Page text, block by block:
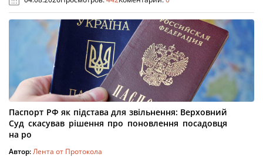
Паспорт РФ як підстава для звільнення: Верховний
Суд скасував рішення про поновлення посадовця
на ро
Автор:Лента от Протокола